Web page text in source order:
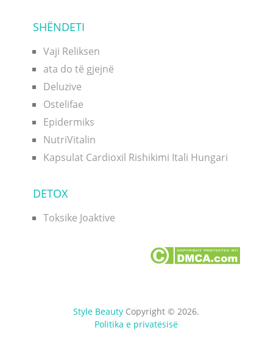
SHËNDETI
Vaji Reliksen
ata do të gjejnë
Deluzive
Ostelifae
Epidermiks
NutriVitalin
Kapsulat Cardioxil Rishikimi Itali Hungari
DETOX
Toksike Joaktive
Style Beauty Copyright © 2026.
Politika e privatësisë